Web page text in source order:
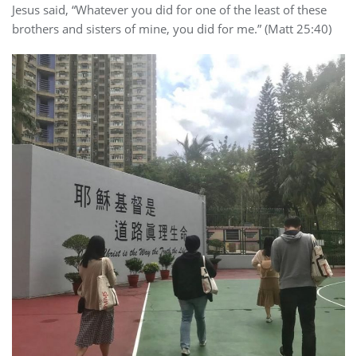
Jesus said, “Whatever you did for one of the least of these
brothers and sisters of mine, you did for me.” (Matt 25:40)